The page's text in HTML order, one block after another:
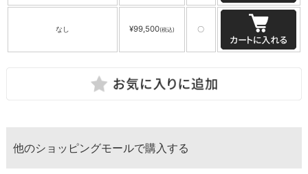
なし ¥99,500(税込) 〇
他のショッピングモールで購入する